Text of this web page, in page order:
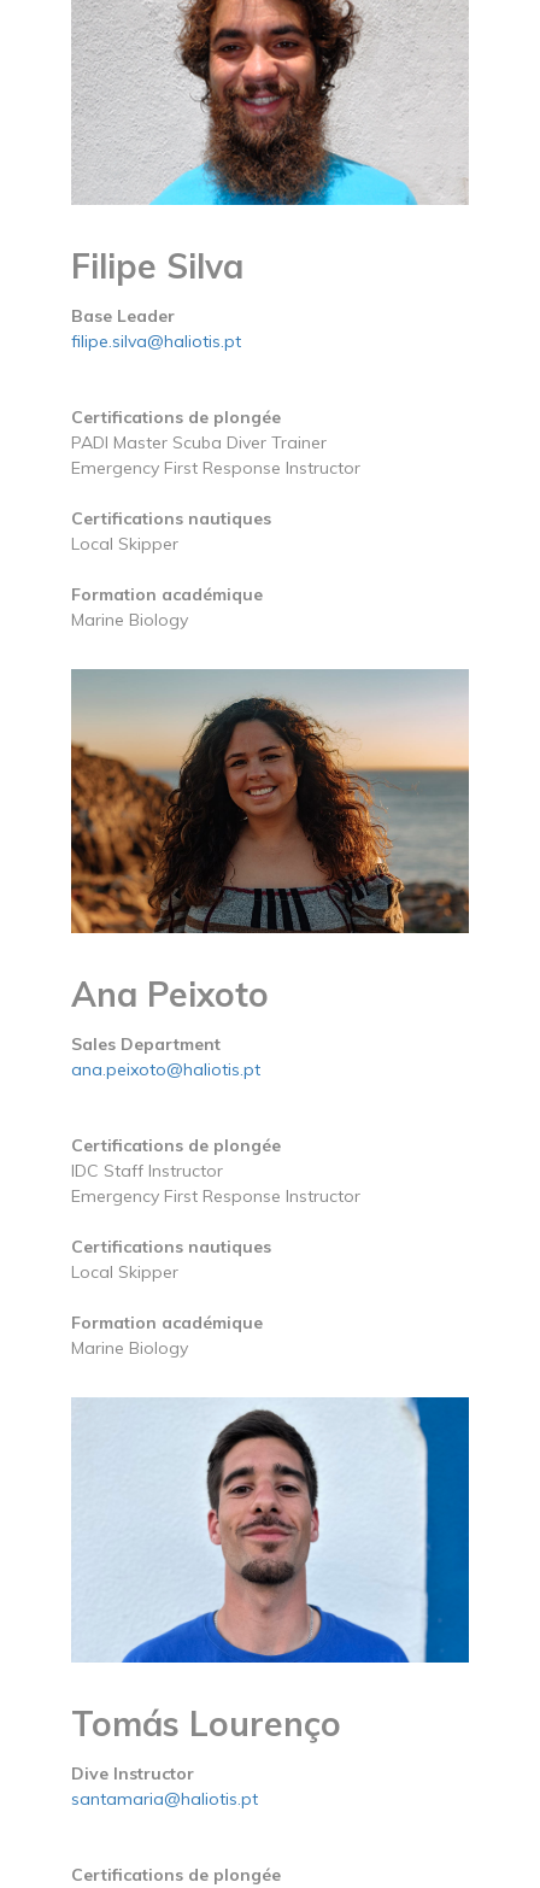
Filipe Silva
Base Leader
filipe.silva@haliotis.pt
Certifications de plongée
PADI Master Scuba Diver Trainer
Emergency First Response Instructor
Certifications nautiques
Local Skipper
Formation académique
Marine Biology
Ana Peixoto
Sales Department
ana.peixoto@haliotis.pt
Certifications de plongée
IDC Staff Instructor
Emergency First Response Instructor
Certifications nautiques
Local Skipper
Formation académique
Marine Biology
Tomás Lourenço
Dive Instructor
santamaria@haliotis.pt
Certifications de plongée